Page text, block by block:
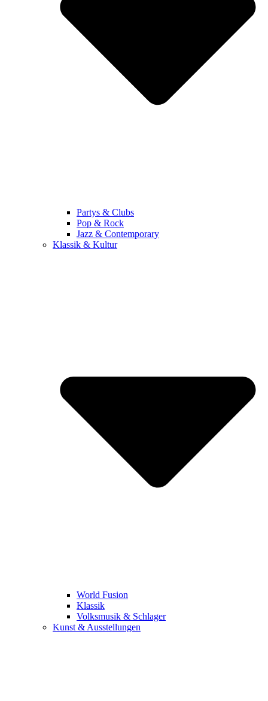
Partys & Clubs
Pop & Rock
Jazz & Contemporary
Klassik & Kultur
World Fusion
Klassik
Volksmusik & Schlager
Kunst & Ausstellungen